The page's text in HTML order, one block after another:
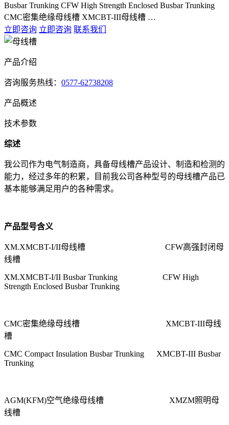
Busbar Trunking CFW High Strength Enclosed Busbar Trunking
CMC密集绝缘母线槽 XMCBT-III母线槽 …
立即咨询 立即咨询 联系我们
产品介绍
咨询服务热线： 0577-62738208
产品概述
技术参数
综述
我公司作为电气制造商，具备母线槽产品设计、制造和检测的
能力，经过多年的积累，目前我公司各种型号的母线槽产品已
基本能够满足用户的各种需求。
产品型号含义
XM.XMCBT-I/II母线槽 CFW高强封闭母
线槽
XM.XMCBT-I/II Busbar Trunking CFW High
Strength Enclosed Busbar Trunking
CMC密集绝缘母线槽 XMCBT-III母线
槽
CMC Compact Insulation Busbar Trunking XMCBT-III Busbar
Trunking
AGM(KFM)空气绝缘母线槽 XMZM照明母
线槽